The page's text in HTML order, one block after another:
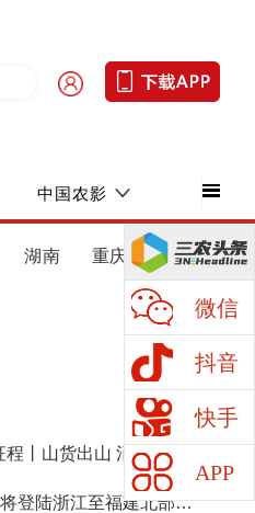
中国农影
湖南 重庆 四川
微信
抖音
快手
APP
丨山货出山 消费进山
登陆浙江至福建北部沿